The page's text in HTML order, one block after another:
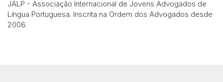
JALP - Associação Internacional de Jovens Advogados de
Língua Portuguesa. Inscrita na Ordem dos Advogados desde
2006.